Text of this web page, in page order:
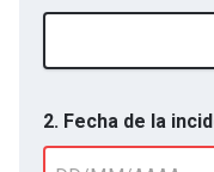
2. Fecha de la